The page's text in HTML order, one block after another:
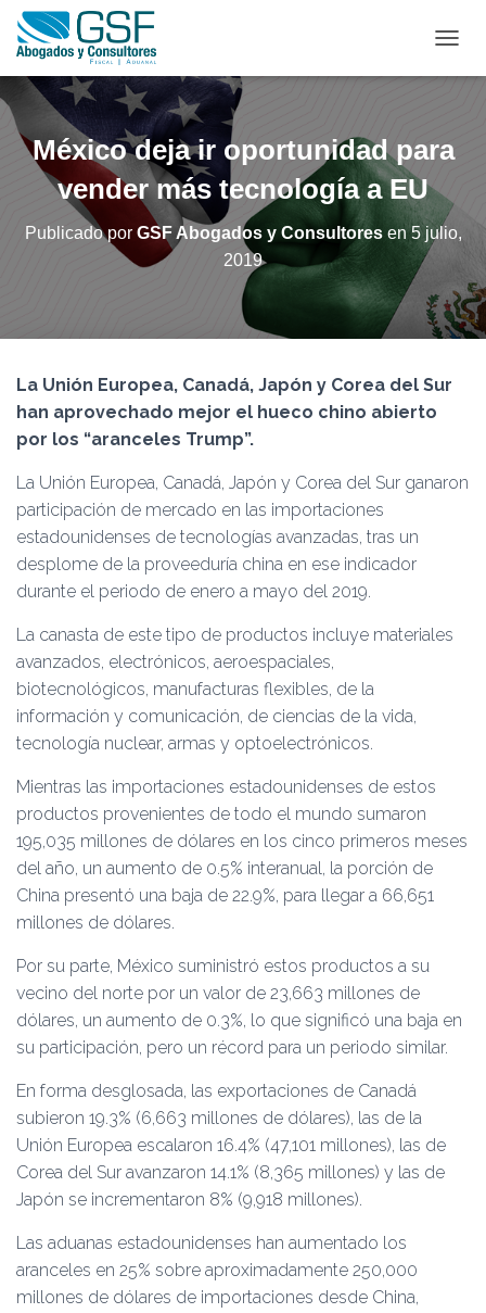
A
A
M
O
D
E
N
A
E
Ó
México deja ir oportunidad para
vender más tecnología a EU
Publicado por GSF Abogados y Consultoresen5 julio,
2019
La Unión Europea, Canadá, Japón y Corea del Sur
han aprovechado mejor el hueco chino abierto
por los “aranceles Trump”.
La Unión Europea, Canadá, Japón y Corea del Sur ganaron
participación de mercado en las importaciones
estadounidenses de tecnologías avanzadas, tras un
desplome de la proveeduría china en ese indicador
durante el periodo de enero a mayo del 2019.
La canasta de este tipo de productos incluye materiales
avanzados, electrónicos, aeroespaciales,
biotecnológicos, manufacturas flexibles, de la
información y comunicación, de ciencias de la vida,
tecnología nuclear, armas y optoelectrónicos.
Mientras las importaciones estadounidenses de estos
productos provenientes de todo el mundo sumaron
195,035 millones de dólares en los cinco primeros meses
del año, un aumento de 0.5% interanual, la porción de
China presentó una baja de 22.9%, para llegar a 66,651
millones de dólares.
Por su parte, México suministró estos productos a su
vecino del norte por un valor de 23,663 millones de
dólares, un aumento de 0.3%, lo que significó una baja en
su participación, pero un récord para un periodo similar.
En forma desglosada, las exportaciones de Canadá
subieron 19.3% (6,663 millones de dólares), las de la
Unión Europea escalaron 16.4% (47,101 millones), las de
Corea del Sur avanzaron 14.1% (8,365 millones) y las de
Japón se incrementaron 8% (9,918 millones).
Las aduanas estadounidenses han aumentado los
aranceles en 25% sobre aproximadamente 250,000
millones de dólares de importaciones desde China,